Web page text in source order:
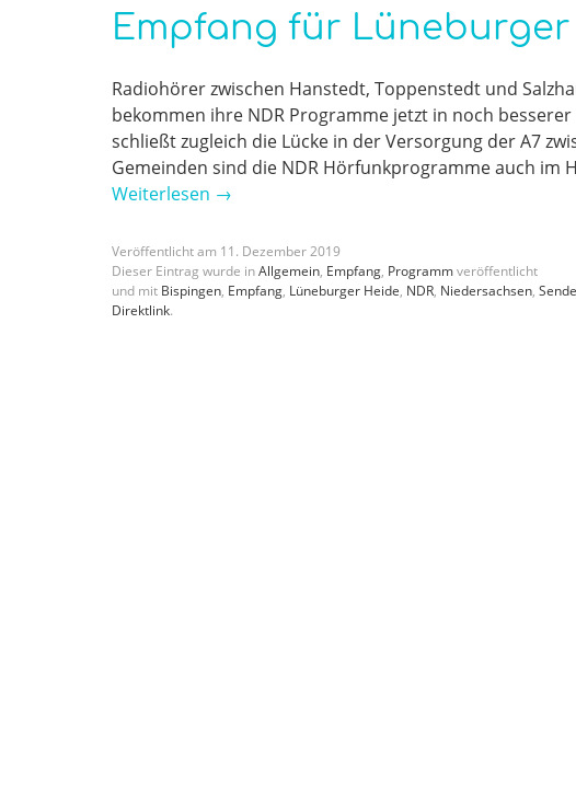
Empfang für
Radiohörer zwischen Hanstedt, Toppenstedt und
bekommen ihre NDR Programme jetzt in noch
schließt zugleich die Lücke in der Versorgung der A7
Gemeinden sind die NDR Hörfunkprogramme auch im
Weiterlesen →
Veröffentlicht am 11 . Dezember2019
Dieser Eintrag wurde inAllgemein, Empfang, Programmveröffentlicht
und mit Bispingen, Empfang, Lüneburger Heide, NDR, Niedersachsen,
Direktlink.